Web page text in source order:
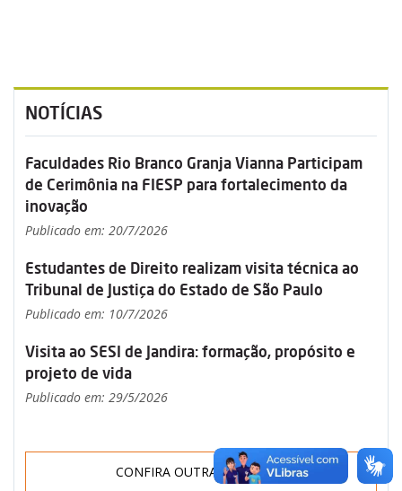
NOTÍCIAS
Faculdades Rio Branco Granja Vianna Participam
de Cerimônia na FIESP para fortalecimento da
inovação
Publicado em: 20/7/2026
Estudantes de Direito realizam visita técnica ao
Tribunal de Justiça do Estado de São Paulo
Publicado em: 10/7/2026
Visita ao SESI de Jandira: formação, propósito e
projeto de vida
Publicado em: 29/5/2026
CONFIRA OUTRAS NOTÍCIAS